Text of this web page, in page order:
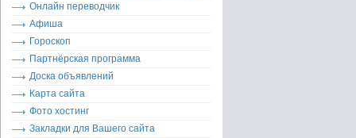
Онлайн переводчик
Афиша
Гороскоп
Партнёрская программа
Доска объявлений
Карта сайта
Фото хостинг
Закладки для Вашего сайта